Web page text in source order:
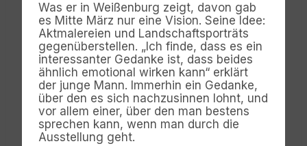
Was er in Weißenburg zeigt, davon gab
es Mitte März nur eine Vision. Seine Idee:
Aktmalereien und Landschaftsporträts
gegenüberstellen. „Ich finde, dass es ein
interessanter Gedanke ist, dass beides
ähnlich emotional wirken kann“ erklärt
der junge Mann. Immerhin ein Gedanke,
über den es sich nachzusinnen lohnt, und
vor allem einer, über den man bestens
sprechen kann, wenn man durch die
Ausstellung geht.